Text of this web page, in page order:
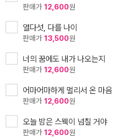
판매가 12,600원
열다섯, 다를 나이
판매가 13,500원
너의 꿈에도 내가 나오는지
판매가 12,600원
어마어마하게 멀리서 온 마음
판매가 12,600원
오늘 밤은 스웩이 넘칠 거야
판매가 12,600원